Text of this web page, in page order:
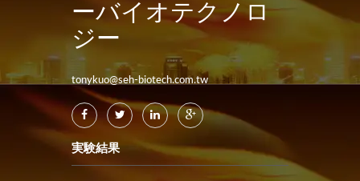
ーバイオテクノロ
ジー
tonykuo@seh-biotech.com.tw
実験結果